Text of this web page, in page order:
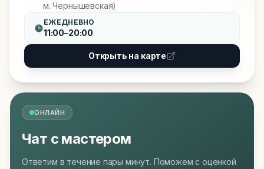
м. Чернышевская)
ЕЖЕДНЕВНО
11:00–20:00
Открыть на карте
ОНЛАЙН
Чат с мастером
Ответим в течение пары минут. Поможем с оценкой